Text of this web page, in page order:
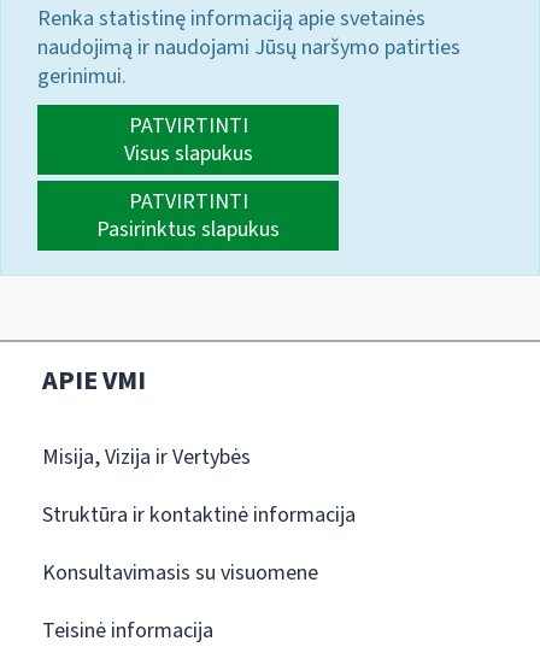
Renka statistinę informaciją apie svetainės
naudojimą ir naudojami Jūsų naršymo patirties
gerinimui.
PATVIRTINTI
Visus slapukus
PATVIRTINTI
Pasirinktus slapukus
APIE VMI
Misija, Vizija ir Vertybės
Struktūra ir kontaktinė informacija
Konsultavimasis su visuomene
Teisinė informacija